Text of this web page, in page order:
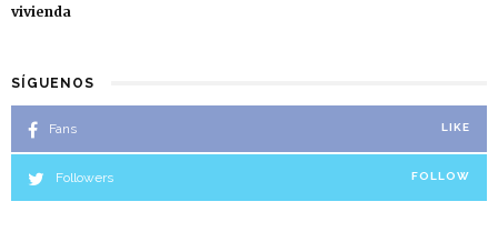
vivienda
SÍGUENOS
Fans LIKE
Followers FOLLOW